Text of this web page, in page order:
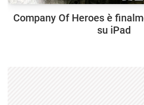
Company Of Heroes è
su iPad